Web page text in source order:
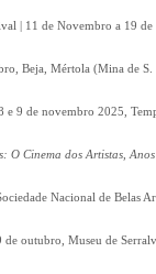
| 11 de Novembro a 19
Beja, Mértola (Mina de
9 de novembro 2025,
O Cinema dos Artistas,
Nacional de Belas
de outubro, Museu de